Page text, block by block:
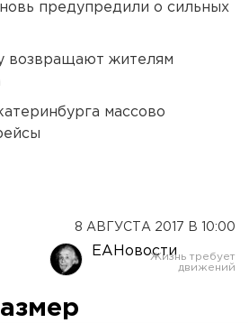
предупредили о сильных
возвращают жителям
массово
8 АВГУСТА 2017 В 10:00
ЕАНовости